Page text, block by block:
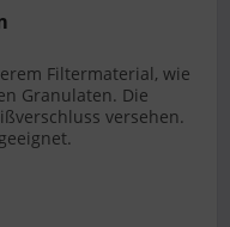
Filtermaterial, wie
Granulaten. Die
versehen.